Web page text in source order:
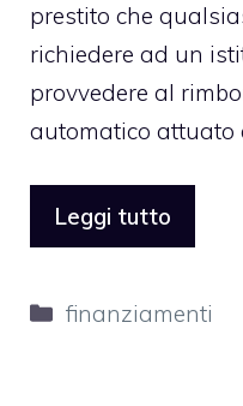
prestito che
richiedere ad un
provvedere al
automatico attuato
Leggi tutto
Categorie
finanziamenti